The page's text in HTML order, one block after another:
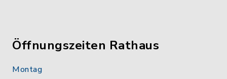
Öffnungszeiten Rathaus
Montag